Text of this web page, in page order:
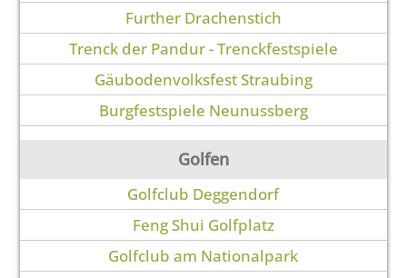
Further Drachenstich
Trenck der Pandur - Trenckfestspiele
Gäubodenvolksfest Straubing
Burgfestspiele Neunussberg
Golfen
Golfclub Deggendorf
Feng Shui Golfplatz
Golfclub am Nationalpark